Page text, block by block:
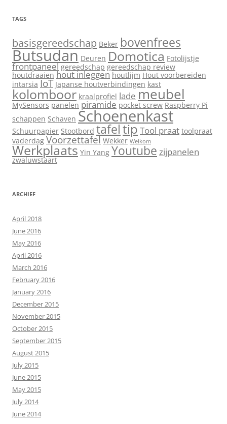
TAGS
basisgereedschap Beker bovenfrees
Butsudan Deuren Domotica Fotolijstje
frontpaneel gereedschap gereedschap review
houtdraaien hout inleggen houtlijm Hout voorbereiden
intarsia IoT Japanse houtverbindingen kast
kolomboor kraalprofiel lade meubel
MySensors panelen piramide pocket screw Raspberry Pi
schappen Schaven Schoenenkast
Schuurpapier Stootbord tafeltipTool praat toolpraat
vaderdag Voorzettafel Wekker Welkom
Werkplaats Yin Yang Youtube zijpanelen
zwaluwstaart
ARCHIEF
April 2018
June 2016
May 2016
April 2016
March 2016
February 2016
January 2016
December 2015
November 2015
October 2015
September 2015
August 2015
July 2015
June 2015
May 2015
July 2014
June 2014